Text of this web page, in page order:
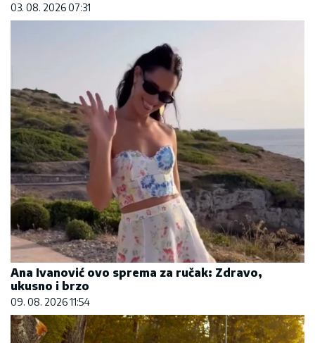
03. 08. 2026 07:31
Ana Ivanović ovo sprema za ručak: Zdravo,
ukusno i brzo
09. 08. 2026 11:54